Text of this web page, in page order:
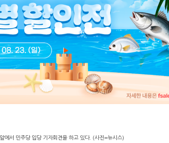
에서 민주당 입당 기자회견을 하고 있다. (사진=뉴시스)